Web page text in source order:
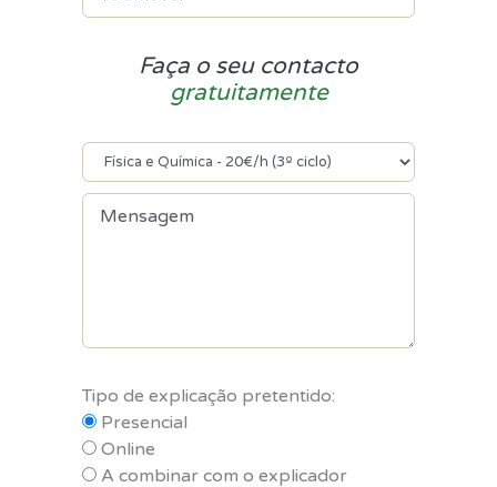
Faça o seu contacto
gratuitamente
Tipo de explicação pretentido:
Presencial
Online
A combinar com o explicador